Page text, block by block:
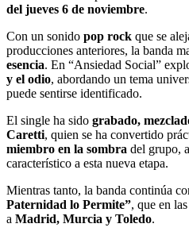
del jueves 6 de noviembre.
Con un sonido pop rock que se
producciones anteriores, la banda
esencia. En “Ansiedad Social”
y el odio, abordando un tema
puede sentirse identificado.
El single ha sido grabado,
Caretti, quien se ha convertido
miembro en la sombra del grupo,
característico a esta nueva etapa.
Mientras tanto, la banda continúa
Paternidad lo Permite”, que en
a Madrid, Murcia y Toledo.